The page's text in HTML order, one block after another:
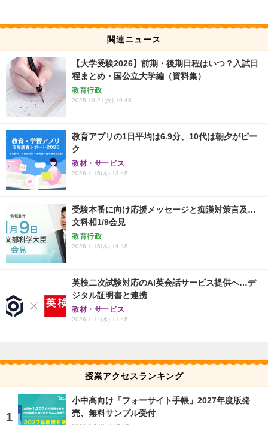
関連ニュース
【大学受験2026】前期・後期日程はいつ？入試日
程まとめ・国公立大学編（資料集）
教育行政
2025.10.21(火) 10:45
教育アプリの1日平均は6.9分、10代は朝夕がピー
ク
教材・サービス
2026.1.15(木) 13:45
受験本番に向け応援メッセージと痴漢対策言及…
文科相1/9会見
教育行政
2026.1.15(木) 14:15
英検二次試験対応のAI英会話サービス提供へ…デ
ジタル証明書と連携
教材・サービス
2026.1.14(水) 11:45
授業アクセスランキング
小中高向け「フォーサイト手帳」2027年度版発
売、無料サンプル受付